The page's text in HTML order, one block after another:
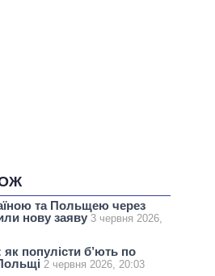
та Польщею через
нову заяву 3 червня 2026,
як популісти б’ють по
2 червня 2026, 20:03